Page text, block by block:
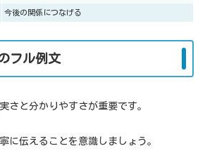
今後の関係につなげる
フル例文
さと分かりやすさが重要です。
に伝えることを意識しましょう。